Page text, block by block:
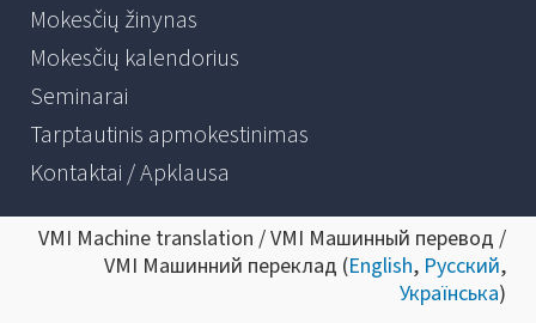
Mokesčių žinynas
Mokesčių kalendorius
Seminarai
Tarptautinis apmokestinimas
Kontaktai / Apklausa
VMI Machine translation / VMI Машинный перевод /
VMI Машинний переклад (English, Русский,
Українська)